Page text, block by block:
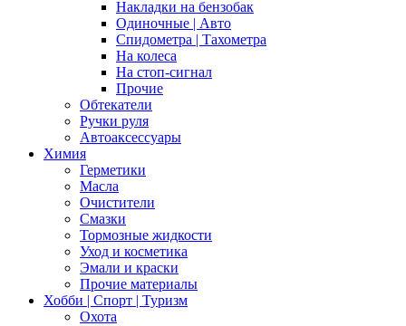
Накладки на бензобак
Одиночные | Авто
Спидометра | Тахометра
На колеса
На стоп-сигнал
Прочие
Обтекатели
Ручки руля
Автоаксессуары
Химия
Герметики
Масла
Очистители
Смазки
Тормозные жидкости
Уход и косметика
Эмали и краски
Прочие материалы
Хобби | Cпорт | Туризм
Охота